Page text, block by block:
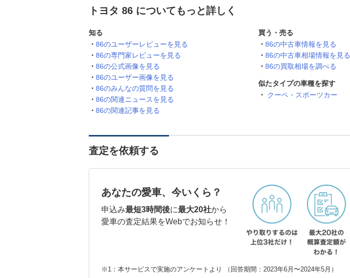
トヨタ 86 についてもっと詳しく
知る
86のユーザーレビューを見る
86の専門家レビューを見る
86の公式画像を見る
86のユーザー画像を見る
86のみんなの質問を見る
86の関連ニュースを見る
86の関連記事を見る
買う・売る
86の中古車情報を見る
86の中古車相場情報を見る
86の買取相場を調べる
似たタイプの車種を探す
クーペ・スポーツカー
査定を依頼する
あなたの愛車、今いくら？
申込み最短3時間後に最大20社から
愛車の査定結果をWebでお知らせ！
※1：本サービスで実施のアンケートより （回答期間：2023年6月〜2024年5月）